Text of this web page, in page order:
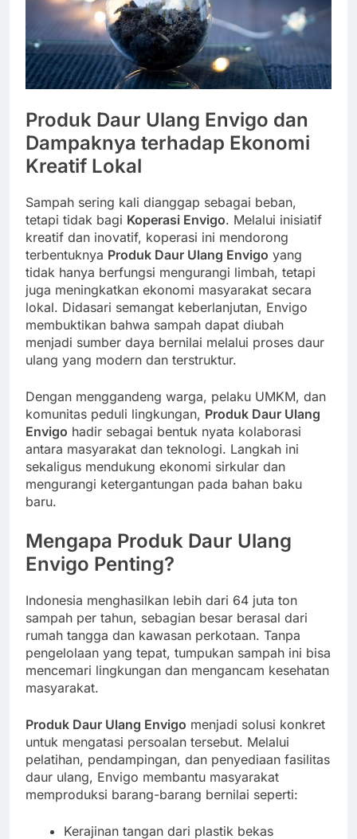
Produk Daur Ulang Envigo dan
Dampaknya terhadap Ekonomi
Kreatif Lokal
Sampah sering kali dianggap sebagai beban,
tetapi tidak bagi Koperasi Envigo. Melalui inisiatif
kreatif dan inovatif, koperasi ini mendorong
terbentuknya Produk Daur Ulang Envigo yang
tidak hanya berfungsi mengurangi limbah, tetapi
juga meningkatkan ekonomi masyarakat secara
lokal. Didasari semangat keberlanjutan, Envigo
membuktikan bahwa sampah dapat diubah
menjadi sumber daya bernilai melalui proses daur
ulang yang modern dan terstruktur.
Dengan menggandeng warga, pelaku UMKM, dan
komunitas peduli lingkungan, Produk Daur Ulang
Envigo hadir sebagai bentuk nyata kolaborasi
antara masyarakat dan teknologi. Langkah ini
sekaligus mendukung ekonomi sirkular dan
mengurangi ketergantungan pada bahan baku
baru.
Mengapa Produk Daur Ulang
Envigo Penting?
Indonesia menghasilkan lebih dari 64 juta ton
sampah per tahun, sebagian besar berasal dari
rumah tangga dan kawasan perkotaan. Tanpa
pengelolaan yang tepat, tumpukan sampah ini bisa
mencemari lingkungan dan mengancam kesehatan
masyarakat.
Produk Daur Ulang Envigo menjadi solusi konkret
untuk mengatasi persoalan tersebut. Melalui
pelatihan, pendampingan, dan penyediaan fasilitas
daur ulang, Envigo membantu masyarakat
memproduksi barang-barang bernilai seperti:
Kerajinan tangan dari plastik bekas